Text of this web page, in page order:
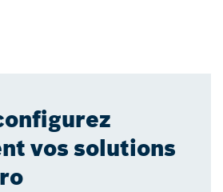
vos solutions